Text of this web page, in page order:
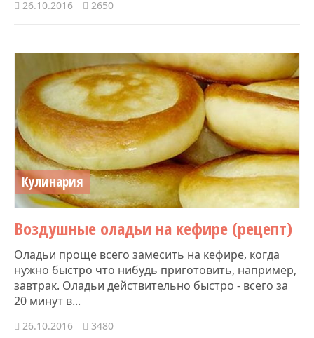
26.10.2016 2650
Кулинария
Воздушные оладьи на кефире (рецепт)
Оладьи проще всего замесить на кефире, когда
нужно быстро что нибудь приготовить, например,
завтрак. Оладьи действительно быстро - всего за
20 минут в...
26.10.2016 3480